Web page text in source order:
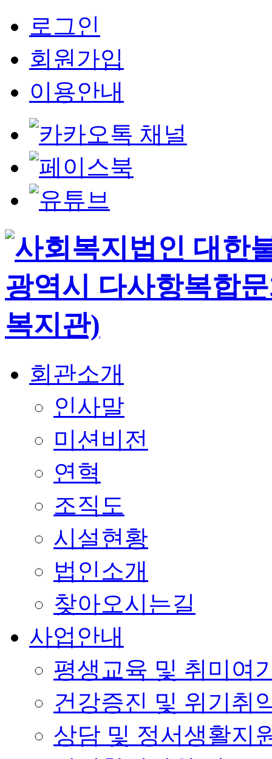
로그인
회원가입
이용안내
회관소개
인사말
미션비전
연혁
조직도
시설현황
법인소개
찾아오시는길
사업안내
평생교육 및 취미여
건강증진 및 위기취
상담 및 정서생활지